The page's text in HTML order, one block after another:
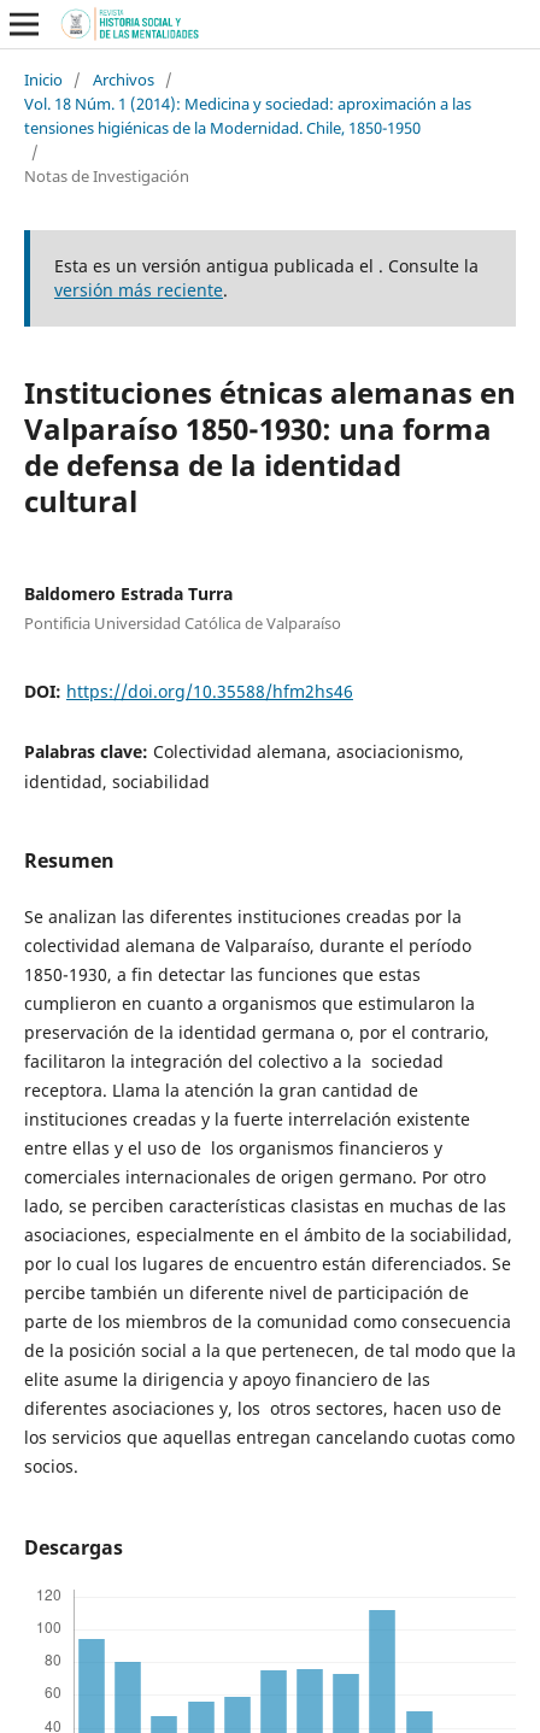
Inicio / Archivos /
Vol. 18 Núm. 1 (2014): Medicina y sociedad: aproximación a las
tensiones higiénicas de la Modernidad. Chile, 1850-1950
/
Notas de Investigación
Esta es un versión antigua publicada el . Consulte la
versión más reciente.
Instituciones étnicas alemanas en
Valparaíso 1850-1930: una forma
de defensa de la identidad
cultural
Baldomero Estrada Turra
Pontificia Universidad Católica de Valparaíso
DOI: https://doi.org/10.35588/hfm2hs46
Palabras clave: Colectividad alemana, asociacionismo,
identidad, sociabilidad
Resumen
Se analizan las diferentes instituciones creadas por la
colectividad alemana de Valparaíso, durante el período
1850-1930, a fin detectar las funciones que estas
cumplieron en cuanto a organismos que estimularon la
preservación de la identidad germana o, por el contrario,
facilitaron la integración del colectivo a la sociedad
receptora. Llama la atención la gran cantidad de
instituciones creadas y la fuerte interrelación existente
entre ellas y el uso de los organismos financieros y
comerciales internacionales de origen germano. Por otro
lado, se perciben características clasistas en muchas de las
asociaciones, especialmente en el ámbito de la sociabilidad,
por lo cual los lugares de encuentro están diferenciados. Se
percibe también un diferente nivel de participación de
parte de los miembros de la comunidad como consecuencia
de la posición social a la que pertenecen, de tal modo que la
elite asume la dirigencia y apoyo financiero de las
diferentes asociaciones y, los otros sectores, hacen uso de
los servicios que aquellas entregan cancelando cuotas como
socios.
Descargas